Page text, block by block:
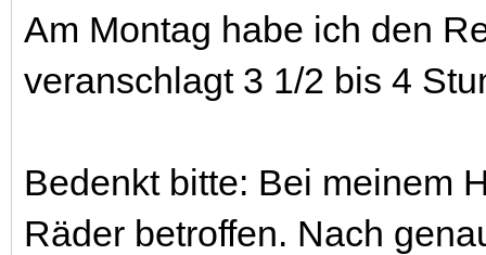
Am Montag habe ich den
veranschlagt 3 1/2 bis 4
Bedenkt bitte: Bei meinem
Räder betroffen. Nach